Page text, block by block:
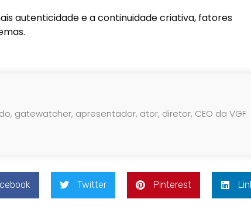
autenticidade e a continuidade criativa, fatores
gatewatcher, apresentador, ator, diretor, CEO da VGF
Twitter Pinterest